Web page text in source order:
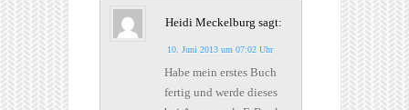
Heidi Meckelburg sagt:
10. Juni 2013 um 07:02 Uhr
Habe mein erstes Buch
fertig und werde dieses